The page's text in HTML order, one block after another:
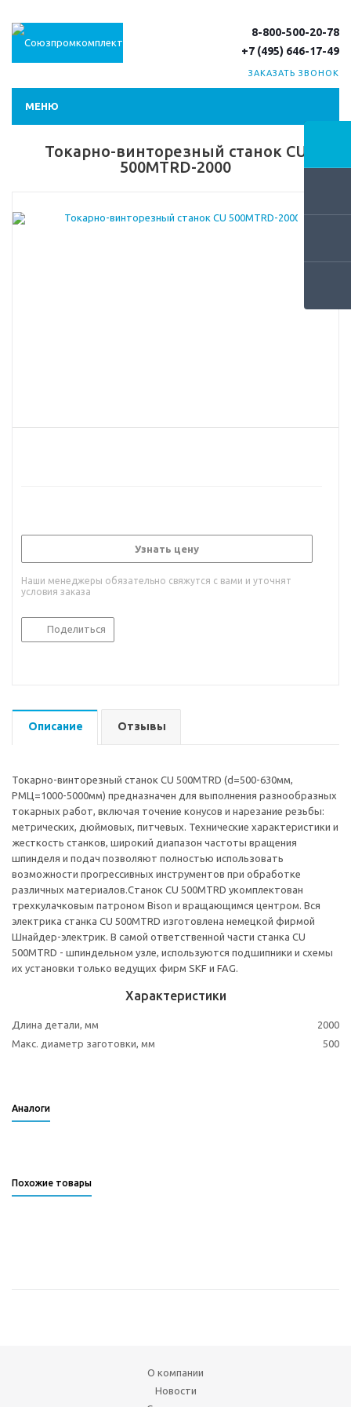
8-800-500-20-78
+7 (495) 646-17-49
ЗАКАЗАТЬ ЗВОНОК
МЕНЮ
Токарно-винторезный станок CU
500MTRD-2000
Узнать цену
Наши менеджеры обязательно свяжутся с вами и уточнят
условия заказа
Поделиться
Описание Отзывы
Токарно-винторезный станок CU 500MTRD (d=500-630мм,
РМЦ=1000-5000мм) предназначен для выполнения разнообразных
токарных работ, включая точение конусов и нарезание резьбы:
метрических, дюймовых, питчевых. Технические характеристики и
жесткость станков, широкий диапазон частоты вращения
шпинделя и подач позволяют полностью использовать
возможности прогрессивных инструментов при обработке
различных материалов.Станок CU 500MTRD укомплектован
трехкулачковым патроном Bison и вращающимся центром. Вся
электрика станка CU 500MTRD изготовлена немецкой фирмой
Шнайдер-электрик. В самой ответственной части станка CU
500MTRD - шпиндельном узле, используются подшипники и схемы
их установки только ведущих фирм SKF и FAG.
Характеристики
Длина детали, мм
2000
Макс. диаметр заготовки, мм
500
Аналоги
Похожие товары
О компании
Новости